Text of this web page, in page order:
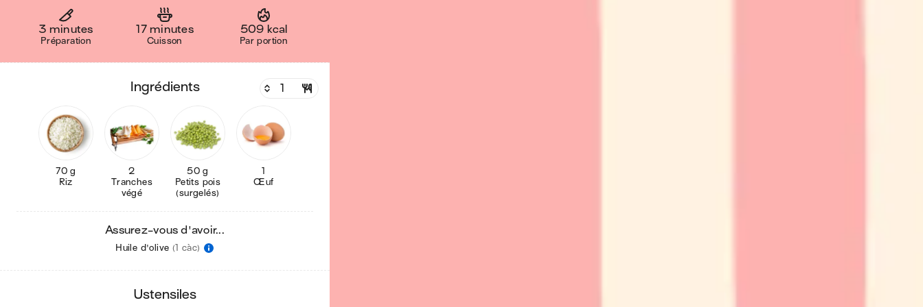
3 minutes
Préparation
17 minutes
Cuisson
509 kcal
Par portion
ingrédients
70 g
Riz
2
Tranches
végé
50 g
Petits pois
(surgelés)
1
Œuf
Assurez-vous d'avoir...
Huile d'olive (1 càc)
ustensiles